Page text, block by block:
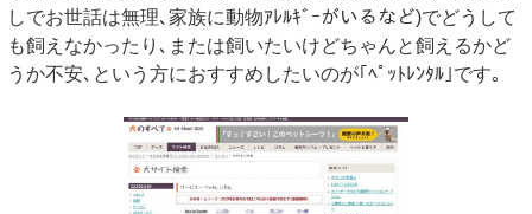
しでお世話は無理､家族に動物ｱﾚﾙｷﾞｰがいるなど)でどうして
も飼えなかったり､または飼いたいけどちゃんと飼えるかど
うか不安､という方におすすめしたいのが｢ﾍﾟｯﾄﾚﾝﾀﾙ｣です｡